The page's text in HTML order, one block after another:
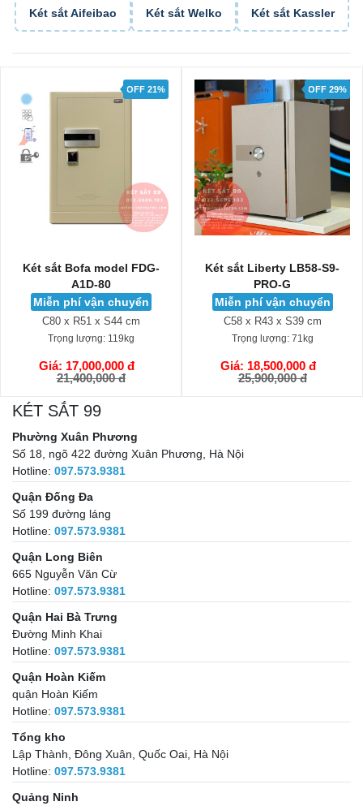
Két sắt Aifeibao Két sắt Welko Két sắt Kassler
OFF 21%
Két sắt Bofa model FDG-
A1D-80
Miễn phí vận chuyển
C80 x R51 x S44 cm
Trọng lượng:119kg
Giá: 17,000,000 đ
21,400,000 đ
GIỎ HÀNG
OFF 29%
Két sắt Liberty LB58-S9-
PRO-G
Miễn phí vận chuyển
C58 x R43 x S39 cm
Trọng lượng:71kg
Giá: 18,500,000 đ
25,900,000 đ
GIỎ HÀNG
KÉT SẮT 99
Phường Xuân Phương
Số 18, ngõ 422 đường Xuân Phương, Hà Nội
Hotline: 097.573.9381
Quận Đống Đa
Số 199 đường láng
Hotline: 097.573.9381
Quận Long Biên
665 Nguyễn Văn Cừ
Hotline: 097.573.9381
Quận Hai Bà Trưng
Đường Minh Khai
Hotline: 097.573.9381
Quận Hoàn Kiếm
quận Hoàn Kiếm
Hotline: 097.573.9381
Tổng kho
Lập Thành, Đông Xuân, Quốc Oai, Hà Nội
Hotline: 097.573.9381
Quảng Ninh